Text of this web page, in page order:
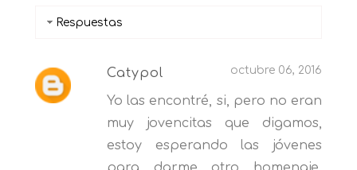
Respuestas
Catypol octubre 06, 2016
Yo las encontré, si, pero no eran
muy jovencitas que digamos,
estoy esperando las jóvenes